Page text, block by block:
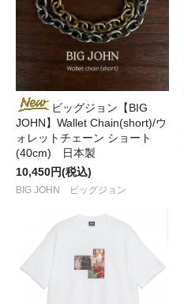
ビッグジョン【BIG
JOHN】Wallet Chain(short)/ウ
ォレットチェーン ショート
(40cm) 日本製
10,450円(税込)
BIG JOHN ビッグジョン